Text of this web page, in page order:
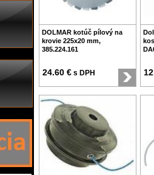
DOLMAR kotúč pílový na
krovie 225x20 mm,
385.224.161
24.60 € s DPH